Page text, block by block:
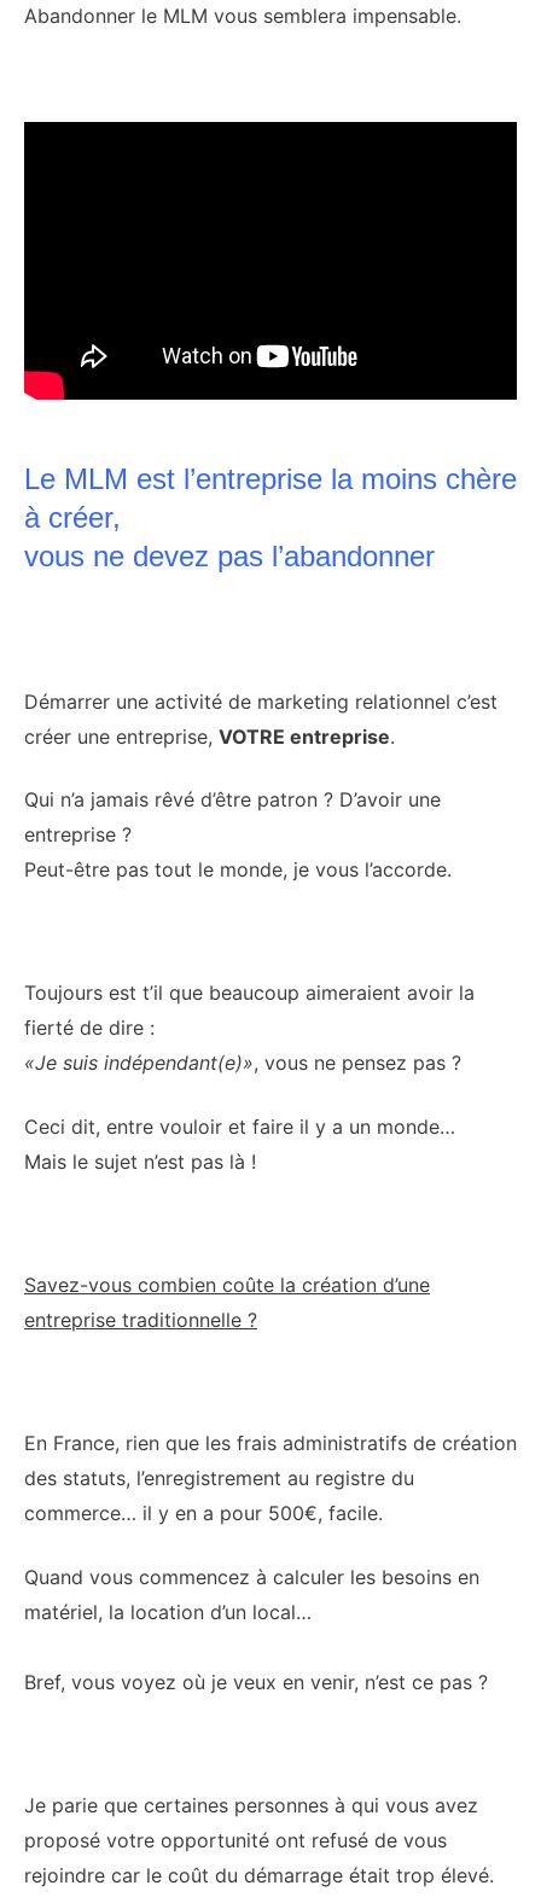
Abandonner le MLM vous semblera impensable.
Le MLM est l’entreprise la moins chère
à créer,
vous ne devez pas l’abandonner
Démarrer une activité de marketing relationnel c’est
créer une entreprise, VOTRE entreprise.
Qui n’a jamais rêvé d’être patron ? D’avoir une
entreprise ?
Peut-être pas tout le monde, je vous l’accorde.
Toujours est t’il que beaucoup aimeraient avoir la
fierté de dire :
«Je suis indépendant(e)», vous ne pensez pas ?
Ceci dit, entre vouloir et faire il y a un monde…
Mais le sujet n’est pas là !
Savez-vous combien coûte la création d’une
entreprise traditionnelle ?
En France, rien que les frais administratifs de création
des statuts, l’enregistrement au registre du
commerce… il y en a pour 500€, facile.
Quand vous commencez à calculer les besoins en
matériel, la location d’un local…
Bref, vous voyez où je veux en venir, n’est ce pas ?
Je parie que certaines personnes à qui vous avez
proposé votre opportunité ont refusé de vous
rejoindre car le coût du démarrage était trop élevé.